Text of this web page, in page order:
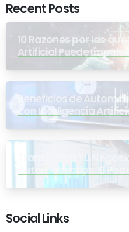
Recent Posts
10 Razones por las
Artificial Puede
la Optimización en
Beneficios de
con Inteligencia
Transforma Tu
Automatizados: El
Intelligence
Social Links